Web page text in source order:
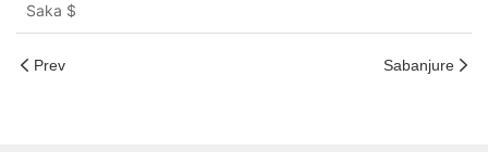
Saka $
Prev Sabanjure